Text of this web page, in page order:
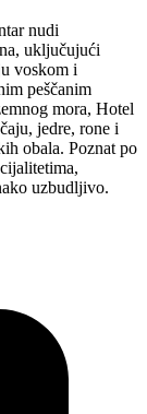
nudi
uključujući
voskom i
peščanim
mora, Hotel
jedre, rone i
obala. Poznat po
uzbudljivo.